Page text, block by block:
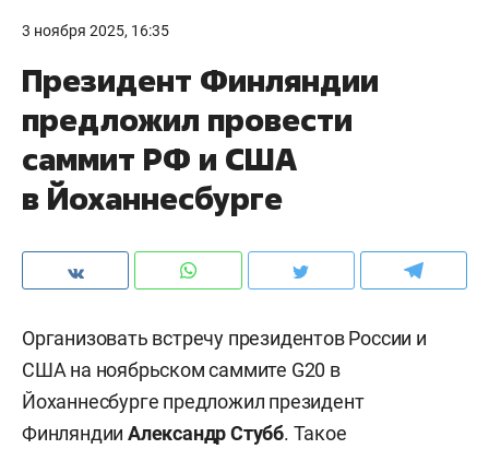
3 ноября 2025, 16:35
Президент Финляндии
предложил провести
саммит РФ и США
в Йоханнесбурге
Организовать встречу президентов России и
США на ноябрьском саммите G20 в
Йоханнесбурге предложил президент
ФинляндииАлександр Стубб. Такое